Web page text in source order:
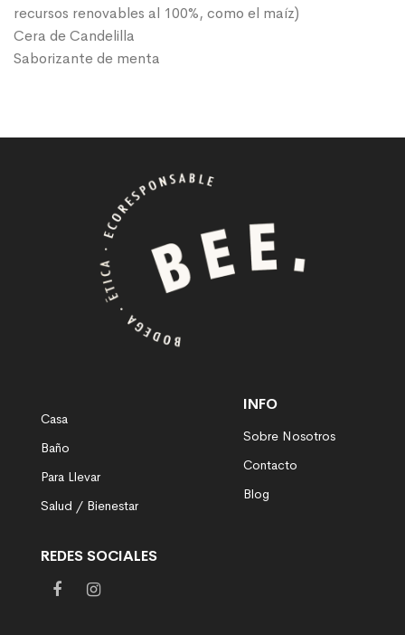
recursos renovables al 100%, como el maíz)
Cera de Candelilla
Saborizante de menta
Casa
Baño
Para Llevar
Salud / Bienestar
INFO
Sobre Nosotros
Contacto
Blog
REDES SOCIALES